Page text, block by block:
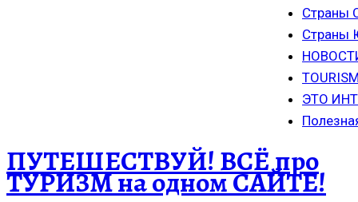
Страны
Страны
ЭТО
ПУТЕШЕСТВУЙ! ВСЁ про
ТУРИЗМ на одном САЙТЕ!